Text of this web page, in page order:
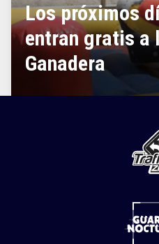
Los próximos
entran gratis a
Ganadera